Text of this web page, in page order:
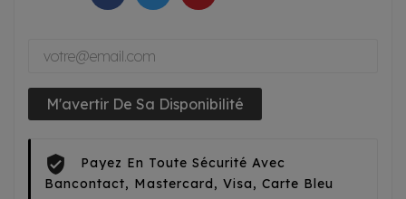
M'avertir De Sa Disponibilité
Payez En Toute Sécurité Avec
Bancontact, Mastercard, Visa, Carte Bleu